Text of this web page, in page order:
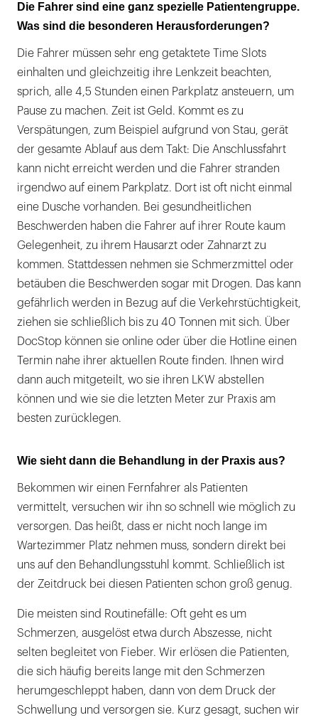
Die Fahrer sind eine ganz spezielle Patientengruppe.
Was sind die besonderen Herausforderungen?
Die Fahrer müssen sehr eng getaktete Time Slots
einhalten und gleichzeitig ihre Lenkzeit beachten,
sprich, alle 4,5 Stunden einen Parkplatz ansteuern, um
Pause zu machen. Zeit ist Geld. Kommt es zu
Verspätungen, zum Beispiel aufgrund von Stau, gerät
der gesamte Ablauf aus dem Takt: Die Anschlussfahrt
kann nicht erreicht werden und die Fahrer stranden
irgendwo auf einem Parkplatz. Dort ist oft nicht einmal
eine Dusche vorhanden. Bei gesundheitlichen
Beschwerden haben die Fahrer auf ihrer Route kaum
Gelegenheit, zu ihrem Hausarzt oder Zahnarzt zu
kommen. Stattdessen nehmen sie Schmerzmittel oder
betäuben die Beschwerden sogar mit Drogen. Das kann
gefährlich werden in Bezug auf die Verkehrstüchtigkeit,
ziehen sie schließlich bis zu 40 Tonnen mit sich. Über
DocStop können sie online oder über die Hotline einen
Termin nahe ihrer aktuellen Route finden. Ihnen wird
dann auch mitgeteilt, wo sie ihren LKW abstellen
können und wie sie die letzten Meter zur Praxis am
besten zurücklegen.
Wie sieht dann die Behandlung in der Praxis aus?
Bekommen wir einen Fernfahrer als Patienten
vermittelt, versuchen wir ihn so schnell wie möglich zu
versorgen. Das heißt, dass er nicht noch lange im
Wartezimmer Platz nehmen muss, sondern direkt bei
uns auf den Behandlungsstuhl kommt. Schließlich ist
der Zeitdruck bei diesen Patienten schon groß genug.
Die meisten sind Routinefälle: Oft geht es um
Schmerzen, ausgelöst etwa durch Abszesse, nicht
selten begleitet von Fieber. Wir erlösen die Patienten,
die sich häufig bereits lange mit den Schmerzen
herumgeschleppt haben, dann von dem Druck der
Schwellung und versorgen sie. Kurz gesagt, suchen wir